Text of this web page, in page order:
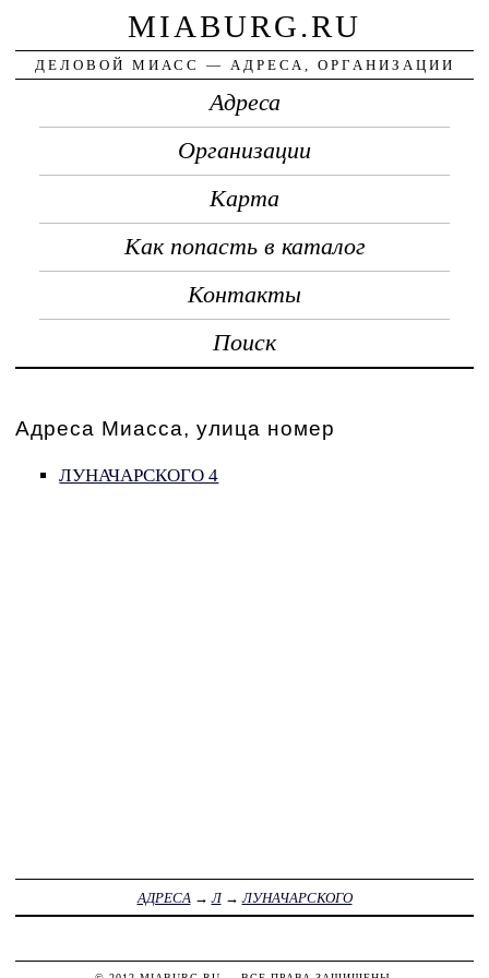
MIABURG.RU
ДЕЛОВОЙ МИАСС — АДРЕСА, ОРГАНИЗАЦИИ
Адреса
Организации
Карта
Как попасть в каталог
Контакты
Поиск
Адреса Миасса, улица номер
ЛУНАЧАРСКОГО 4
АДРЕСА →Л→ЛУНАЧАРСКОГО